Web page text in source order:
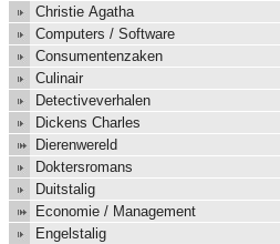
Christie Agatha
Computers / Software
Consumentenzaken
Culinair
Detectiveverhalen
Dickens Charles
Dierenwereld
Doktersromans
Duitstalig
Economie / Management
Engelstalig